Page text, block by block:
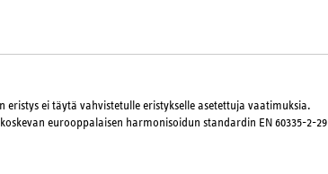
ei täytä vahvistetulle eristykselle asetettuja vaatimuksia.
eurooppalaisen harmonisoidun standardin EN 60335-2-29